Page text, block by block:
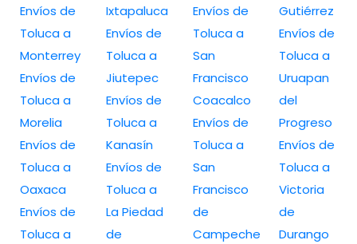
Envíos de
Toluca a
Monterrey
Envíos de
Toluca a
Morelia
Envíos de
Toluca a
Oaxaca
Envíos de
Toluca a
Ixtapaluca
Envíos de
Toluca a
Jiutepec
Envíos de
Toluca a
Kanasín
Envíos de
Toluca a
La Piedad
de
Envíos de
Toluca a
San
Francisco
Coacalco
Envíos de
Toluca a
San
Francisco
de
Campeche
Gutiérrez
Envíos de
Toluca a
Uruapan
del
Progreso
Envíos de
Toluca a
Victoria
de
Durango